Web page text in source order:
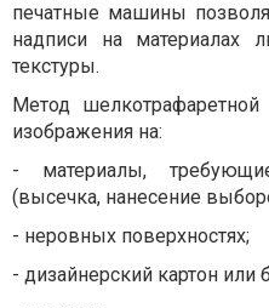
печатные машины
надписи на материалах
текстуры.
Метод шелкотрафаретной
изображения на:
- материалы,
(высечка, нанесение
- неровных поверхностях;
- дизайнерский картон или